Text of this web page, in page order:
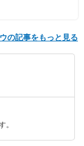
の記事をもっと見る
。